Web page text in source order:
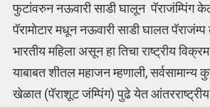
फुटांवरुन नऊवारी साडी घालून पॅराजंम्पिंग
पॅरामाेटार मधून नऊवारी साडी घालत पॅराजंम्प
भारतीय महिला असून हा तिचा राष्ट्रीय
याबाबत शीतल महाजन म्हणाली, सर्वसामान्य
खेळात (पॅराशूट जंम्पिंग) पुढे येत